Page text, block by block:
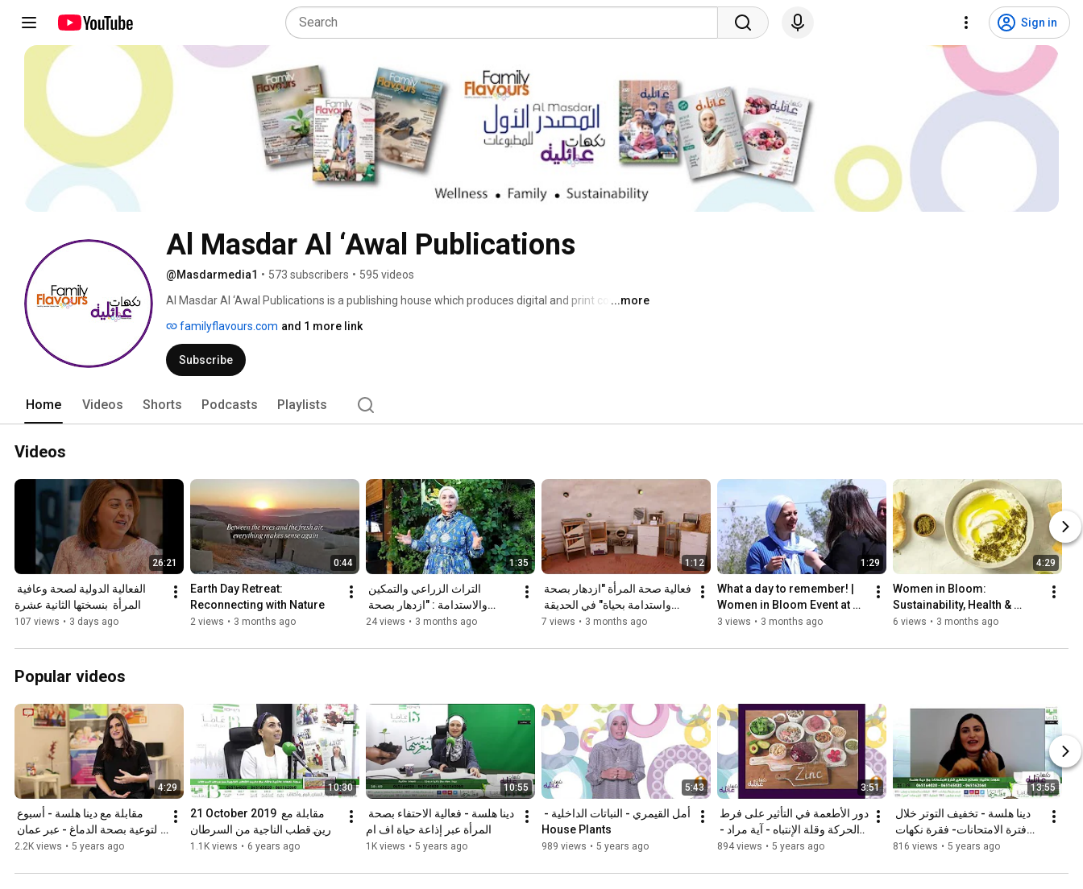
Sign in
Al Masdar Al ‘Awal Publications
@Masdarmedia1 • 573 subscribers • 595 videos
Al Masdar Al ‘Awal Publications is a publishing house which produces digital and print content
...more
familyflavours.com and 1 more link
Subscribe
Home Videos Shorts Podcasts Playlists
Videos
26:21
المرأة  بنسختها الثانية عشرة
107 views • 3 days ago
0:44
Earth Day Retreat:
Reconnecting with Nature
2 views • 3 months ago
1:35
واستدامة بحياة" برعاية سمو 24 views • 3 months ago
1:12
النباتية الملكية
7 views • 3 months ago
1:29
What a day to remember! |
Women in Bloom Event at
the Royal Botanic Garden
3 views • 3 months ago
4:29
Women in Bloom:
Sustainability, Health &
Heritage at the Royal
6 views • 3 months ago
Popular videos
4:29
تي في
2.2K views • 5 years ago
10:30
21 October 2019  مقابلة مع
دارين قطب الناجية من السرطان
في فقرة نكهات عائلية على اذاعة
1.1K views • 6 years ago
10:55
المرأة عبر إذاعة حياة اف ام
1K views • 5 years ago
5:43
House Plants
989 views • 5 years ago
3:51
Food & ADHD
894 views • 5 years ago
13:55
عائلية عبر إذاعة حياة إف إم
816 views • 5 years ago